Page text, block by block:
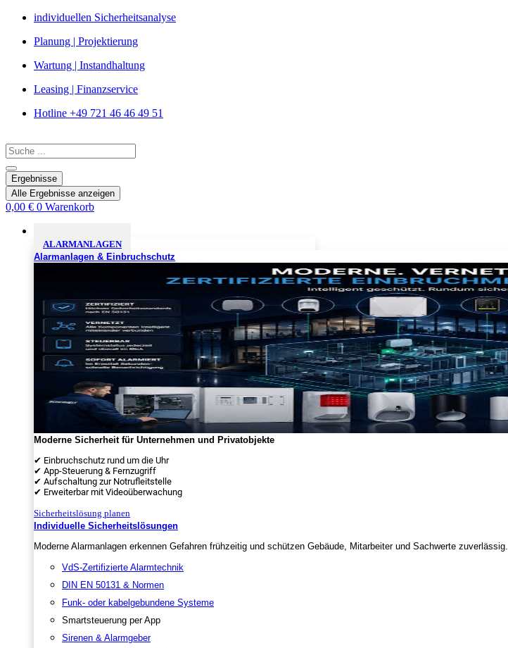
Zum
springen
individuellen Sicherheitsanalyse
Planung | Projektierung
Wartung | Instandhaltung
Leasing | Finanzservice
Hotline +49 721 46 46 49 51
Search
...
Ergebnisse
Alle Ergebnisse anzeigen
0,00 € 0 Warenkorb
ALARMANLAGEN
Alarmanlagen & Einbruchschutz
Moderne Sicherheit für Unternehmen und Privatobjekte
✔ Einbruchschutz rund um die Uhr
✔ App-Steuerung & Fernzugriff
✔ Aufschaltung zur Notrufleitstelle
✔ Erweiterbar mit Videoüberwachung
Sicherheitslösung planen
Individuelle Sicherheitslösungen
Moderne Alarmanlagen erkennen Gefahren frühzeitig und schützen Gebäude, Mitarbeiter und Sachwerte zuverlässig.
VdS-Zertifizierte Alarmtechnik
DIN EN 50131 & Normen
Funk- oder kabelgebundene Systeme
Smartsteuerung per App
Sirenen & Alarmgeber